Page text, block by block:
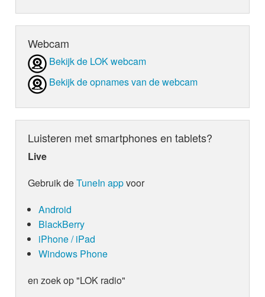
Webcam
Bekijk de LOK webcam
Bekijk de opnames van de webcam
Luisteren met smartphones en tablets?
Live
Gebruik deTuneIn appvoor
Android
BlackBerry
iPhone / iPad
Windows Phone
en zoek op "LOK radio"